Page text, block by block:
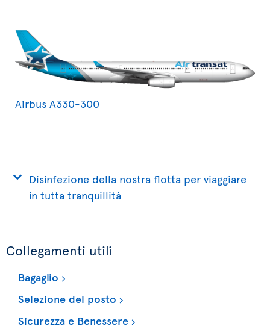
Airbus A330-300
Disinfezione della nostra flotta per viaggiare
in tutta tranquillità
Collegamenti utili
Bagaglio
Selezione del posto
Sicurezza e Benessere